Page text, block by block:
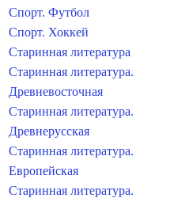
Спорт. Футбол
Спорт. Хоккей
Старинная литература
Старинная литература.
Древневосточная
Старинная литература.
Древнерусская
Старинная литература.
Европейская
Старинная литература.